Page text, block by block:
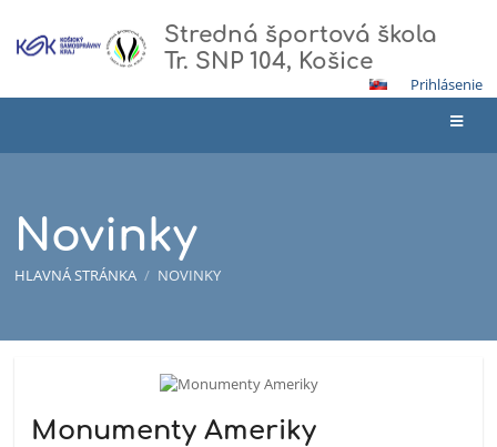
Stredná športová škola
Tr. SNP 104, Košice
Prihlásenie
Novinky
HLAVNÁ STRÁNKA / NOVINKY
Monumenty Ameriky